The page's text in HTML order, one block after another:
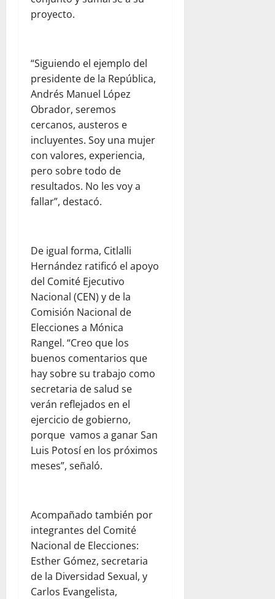
proyecto.
“Siguiendo el ejemplo del
presidente de la República,
Andrés Manuel López
Obrador, seremos
cercanos, austeros e
incluyentes. Soy una mujer
con valores, experiencia,
pero sobre todo de
resultados. No les voy a
fallar”, destacó.
De igual forma, Citlalli
Hernández ratificó el apoyo
del Comité Ejecutivo
Nacional (CEN) y de la
Comisión Nacional de
Elecciones a Mónica
Rangel. “Creo que los
buenos comentarios que
hay sobre su trabajo como
secretaria de salud se
verán reflejados en el
ejercicio de gobierno,
porque vamos a ganar San
Luis Potosí en los próximos
meses”, señaló.
Acompañado también por
integrantes del Comité
Nacional de Elecciones:
Esther Gómez, secretaria
de la Diversidad Sexual, y
Carlos Evangelista,